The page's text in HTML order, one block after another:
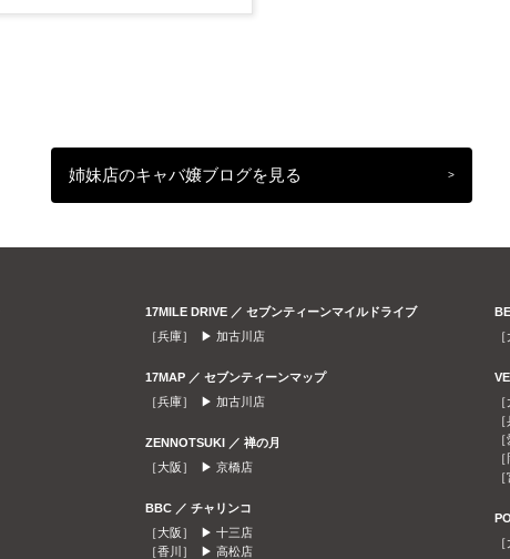
姉妹店のキャバ嬢ブログを見る >
17MILE DRIVE ／ セブンティーンマイルドライブ
［兵庫］ ▶ 加古川店
17MAP ／ セブンティーンマップ
［兵庫］ ▶ 加古川店
ZENNOTSUKI ／ 禅の月
［大阪］ ▶ 京橋店
BBC ／ チャリンコ
［大阪］ ▶ 十三店
［香川］ ▶ 高松店